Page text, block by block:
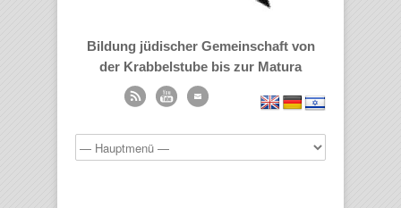
Bildung jüdischer Gemeinschaft von
der Krabbelstube bis zur Matura